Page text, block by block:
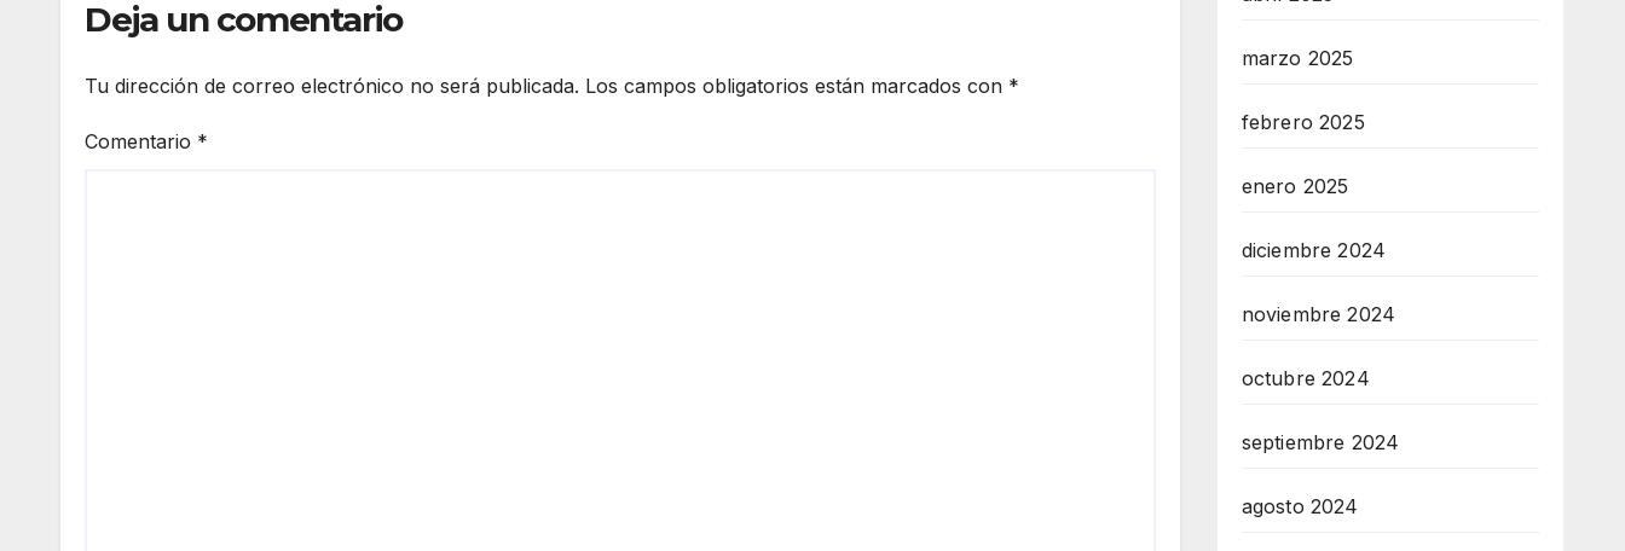
Deja un comentario
Tu dirección de correo electrónico no será publicada. Los campos obligatorios están marcados con *
Comentario *
marzo 2025
febrero 2025
enero 2025
diciembre 2024
noviembre 2024
octubre 2024
septiembre 2024
agosto 2024